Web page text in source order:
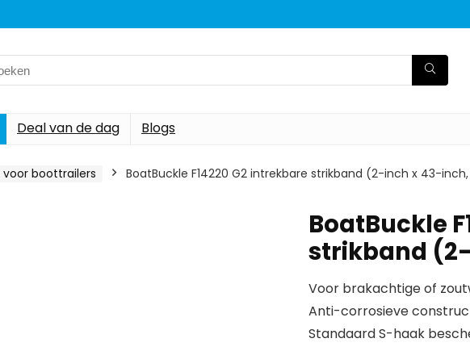
Deal van de dag Blogs
voor boottrailers BoatBuckle F14220 G2 intrekbare strikband (2-inch x 43-
BoatBuckle
strikband
Voor brakachtige of
Anti-corrosieve
Standaard S-haak